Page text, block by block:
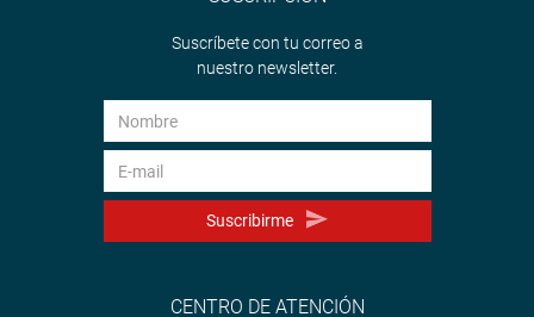
Suscríbete con tu correo a
nuestro newsletter.
Suscribirme
CENTRO DE ATENCIÓN